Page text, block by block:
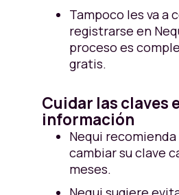
Tampoco les va a
registrarse en
proceso es
gratis.
Cuidar las claves
información
Nequi recomienda
cambiar su clave
meses.